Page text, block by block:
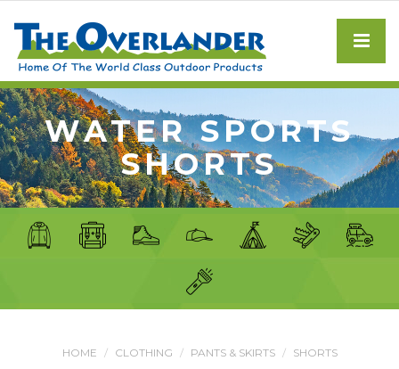
WATER SPORTS
SHORTS
HOME CLOTHING PANTS & SKIRTS
SHORTS